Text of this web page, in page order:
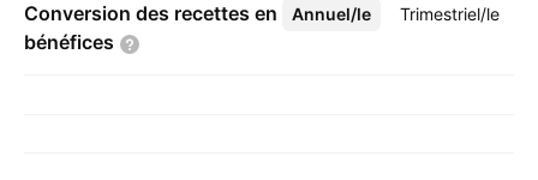
Conversion des recettes en
bénéfices
Annuel/le Trimestriel/le
Plus